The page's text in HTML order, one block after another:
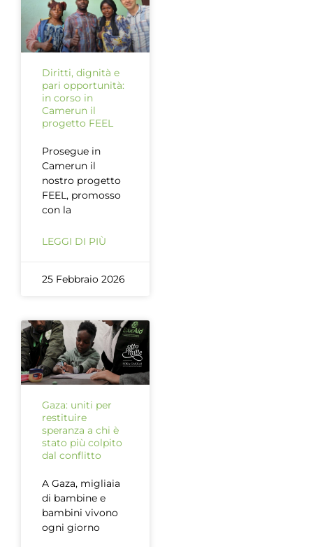
Diritti, dignità e
pari opportunità:
in corso in
Camerun il
progetto FEEL
Prosegue in
Camerun il
nostro progetto
FEEL, promosso
con la
LEGGI DI PIÙ
25 Febbraio 2026
Gaza: uniti per
restituire
speranza a chi è
stato più colpito
dal conflitto
A Gaza, migliaia
di bambine e
bambini vivono
ogni giorno